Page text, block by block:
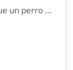
Así puedes conseguir que un perro pierda peso sin demasiado esfuerzo